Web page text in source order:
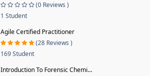
(0 Reviews )
1 Student
Agile Certified Practitioner
(28 Reviews )
169 Student
Introduction To Forensic Chemi...